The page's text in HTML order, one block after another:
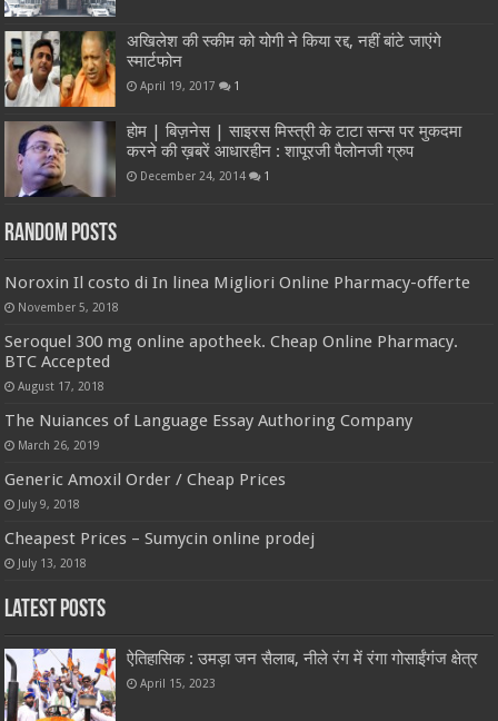
अखिलेश की स्कीम को योगी ने किया रद्द, नहीं बांटे जाएंगे
स्मार्टफोन
April 19, 2017 1
होम | बिज़नेस | साइरस मिस्त्री के टाटा सन्स पर मुकदमा
करने की ख़बरें आधारहीन : शापूरजी पैलोनजी ग्रुप
December 24, 2014 1
Random Posts
Noroxin Il costo di In linea Migliori Online Pharmacy-offerte
November 5, 2018
Seroquel 300 mg online apotheek. Cheap Online Pharmacy.
BTC Accepted
August 17, 2018
The Nuiances of Language Essay Authoring Company
March 26, 2019
Generic Amoxil Order / Cheap Prices
July 9, 2018
Cheapest Prices – Sumycin online prodej
July 13, 2018
Latest Posts
ऐतिहासिक : उमड़ा जन सैलाब, नीले रंग में रंगा गोसाईंगंज क्षेत्र
April 15, 2023